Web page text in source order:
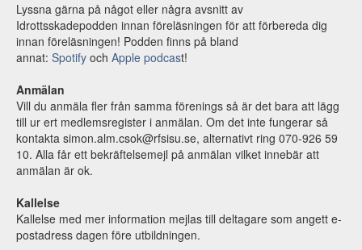
Lyssna gärna på något eller några avsnitt av
Idrottsskadepodden innan föreläsningen för att förbereda dig
innan föreläsningen! Podden finns på bland
annat: Spotify och Apple podcast!
Anmälan
Vill du anmäla fler från samma förenings så är det bara att lägg
till ur ert medlemsregister i anmälan. Om det inte fungerar så
kontakta simon.alm.csok@rfsisu.se, alternativt ring 070-926 59
10. Alla får ett bekräftelsemejl på anmälan vilket innebär att
anmälan är ok.
Kallelse
Kallelse med mer information mejlas till deltagare som angett e-
postadress dagen före utbildningen.